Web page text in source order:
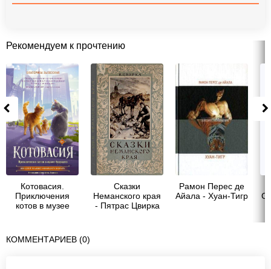
Рекомендуем к прочтению
Котовасия.
Приключения
котов в музее
Васильевна
Залесская
Сказки
Неманского края
- Пятрас Цвирка
Рамон Перес де
Айала - Хуан-Тигр
КОММЕНТАРИЕВ (0)